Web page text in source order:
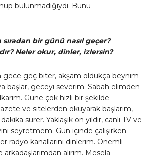
bulunmadığıydı. Bunu
sıradan bir günü nasıl geçer?
Neler okur, dinler, izlersin?
gece geç biter, akşam oldukça beynim
başlar, geceyi severim. Sabah elimden
Güne çok hızlı bir şekilde
ve sitelerden okuyarak başlarım,
sürer. Yaklaşık on yıldır, canlı TV ve
seyretmem. Gün içinde çalışırken
radyo kanallarını dinlerim. Önemli
alırım. Mesela